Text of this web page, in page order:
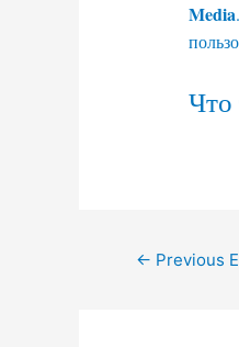
Media
Что
← Previous